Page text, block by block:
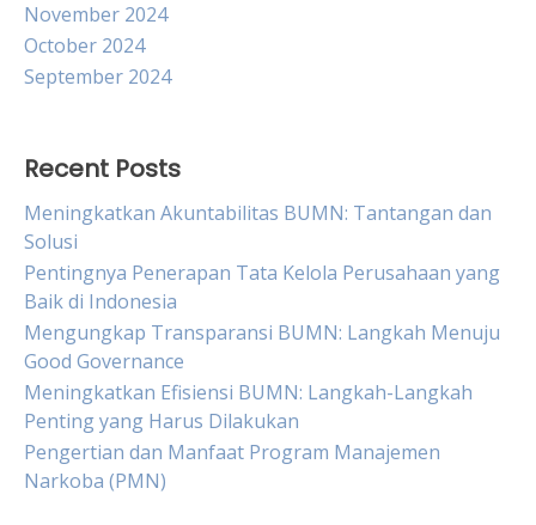
November 2024
October 2024
September 2024
Recent Posts
Meningkatkan Akuntabilitas BUMN: Tantangan dan
Solusi
Pentingnya Penerapan Tata Kelola Perusahaan yang
Baik di Indonesia
Mengungkap Transparansi BUMN: Langkah Menuju
Good Governance
Meningkatkan Efisiensi BUMN: Langkah-Langkah
Penting yang Harus Dilakukan
Pengertian dan Manfaat Program Manajemen
Narkoba (PMN)